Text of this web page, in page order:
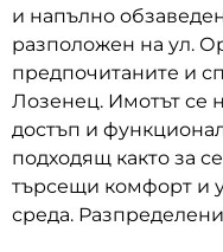
и напълно
разположен на ул.
предпочитаните и
Лозенец. Имотът се
достъп и
подходящ както за
търсещи комфорт и
среда.